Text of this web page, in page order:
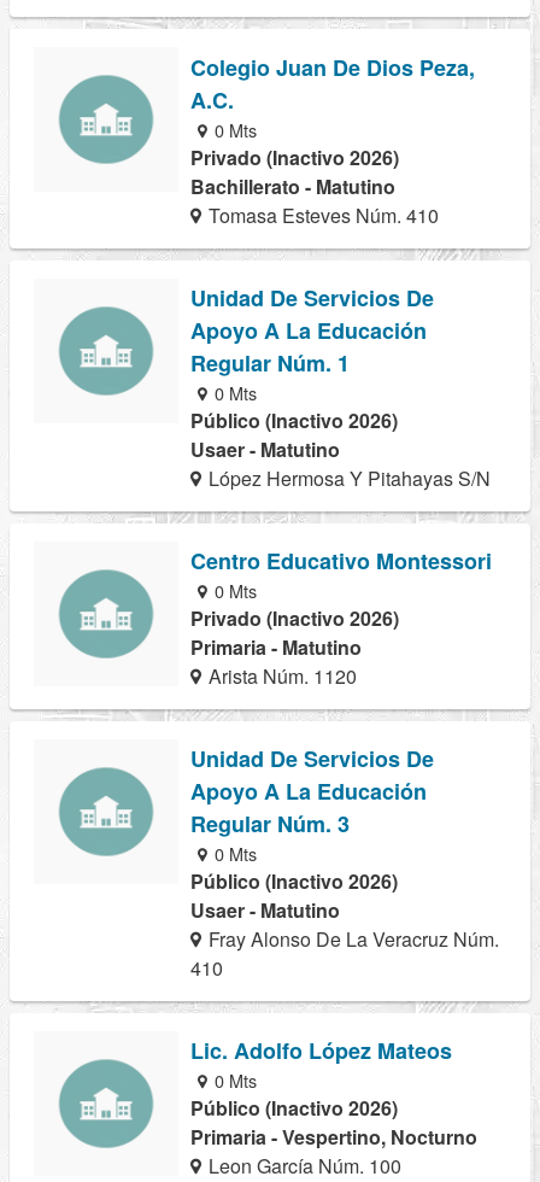
Colegio Juan De Dios Peza,
A.C.
0 Mts
Privado (Inactivo 2026)
Bachillerato - Matutino
Tomasa Esteves Núm. 410
Unidad De Servicios De
Apoyo A La Educación
Regular Núm. 1
0 Mts
Público (Inactivo 2026)
Usaer - Matutino
López Hermosa Y Pitahayas S/N
Centro Educativo Montessori
0 Mts
Privado (Inactivo 2026)
Primaria - Matutino
Arista Núm. 1120
Unidad De Servicios De
Apoyo A La Educación
Regular Núm. 3
0 Mts
Público (Inactivo 2026)
Usaer - Matutino
Fray Alonso De La Veracruz Núm.
410
Lic. Adolfo López Mateos
0 Mts
Público (Inactivo 2026)
Primaria - Vespertino, Nocturno
Leon García Núm. 100